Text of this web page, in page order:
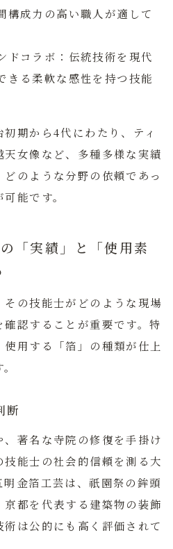
構成力の高い職人が適して
ドコラボ： 伝統技術を現代
きる柔軟な感性を持つ技能
期から4代にわたり、ティ
女像など、多種多様な実績
のような分野の依頼であっ
能です。
「実績」と「使用素
の技能士がどのような現場
認することが重要です。特
用する「箔」の種類が仕上
断
著名な寺院の修復を手掛け
能士の社会的信頼を測る大
金箔工芸は、祇園祭の鉾頭
都を代表する建築物の装飾
は公的にも高く評価されて